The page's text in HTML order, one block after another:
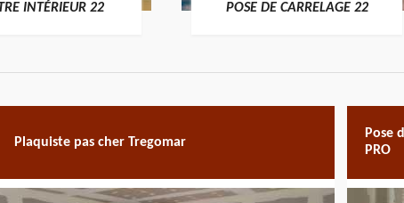
INTÉRIEUR 22 POSE DE CARRELAGE 22
Plaquiste pas cher Tregomar
Pose
PRO